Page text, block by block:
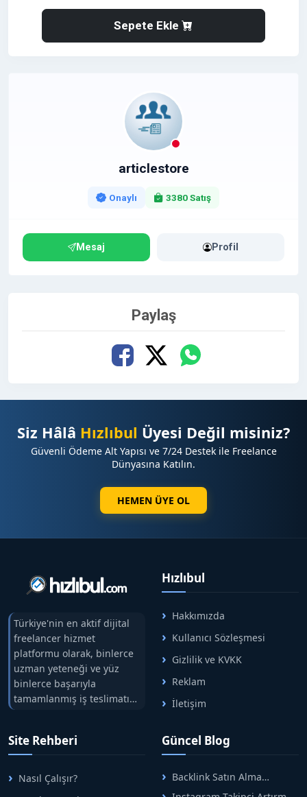
Sepete Ekle
articlestore
Onaylı 3380 Satış
Mesaj Profil
Paylaş
Siz Hâlâ Hızlıbul Üyesi Değil misiniz?
Güvenli Ödeme Alt Yapısı ve 7/24 Destek ile Freelance
Dünyasına Katılın.
HEMEN ÜYE OL
Türkiye'nin en aktif dijital
freelancer hizmet
platformu olarak, binlerce
uzman yeteneği ve yüz
binlerce başarıyla
tamamlanmış iş teslimatını
tek çatıda buluşturuyoruz.
arasındaki süreci risksiz
alışveriş sistemi ile koruyan
ticaretin güvenli
adreslerinden birisidir.
Hızlıbul
Hakkımızda
Kullanıcı Sözleşmesi
Gizlilik ve KVKK
Reklam
İletişim
Site Rehberi
Nasıl Çalışır?
Güncel Blog
Backlink Satın Alma
Rehberi: Güvenli SEO İçin